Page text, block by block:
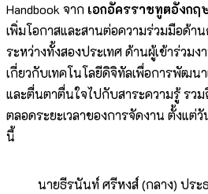
Handbook จาก เอกอัครราชทูตอังกฤ
เพิ่มโอกาสและสานต่อความร่วมมือด้า
ระหว่างทั้งสองประเทศ ด้านผู้เข้าร่วม
เกี่ยวกับเทคโนโลยีดิจิทัลเพื่อการพัฒน
และตื่นตาตื่นใจไปกับสาระความรู้ รว
ตลอดระยะเวลาของการจัดงาน ตั้งแ
นี้
นายธีรนันท์ ศรีหงส์ (กลาง) ปร